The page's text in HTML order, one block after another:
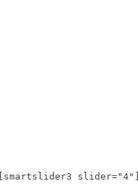
[smartslider3 slider="4"]